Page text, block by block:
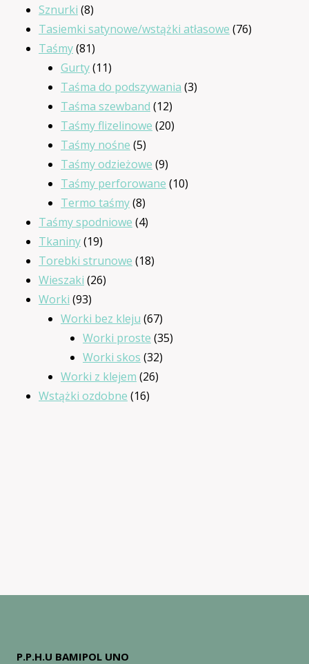
produktów
Sznurki 88
produktów
Tasiemki satynowe/wstążki atłasowe 7676
Taśmy 8181
produktów
Gurty 1111
produktów
Taśma do podszywania 33
Taśma szewband 1212
produktów
Taśmy flizelinowe 2020
Taśmy nośne 55
produktów
Taśmy odzieżowe 99
produktów
Taśmy perforowane 1010
Termo taśmy 88
produktów
Taśmy spodniowe 44
Tkaniny 1919
produktów
Torebki strunowe 1818
Wieszaki 2626
Worki 9393
produkty
Worki bez kleju 6767
produktów
Worki proste 3535
Worki skos 3232
Worki z klejem 2626
Wstążki ozdobne 1616
P.P.H.U BAMIPOL UNO